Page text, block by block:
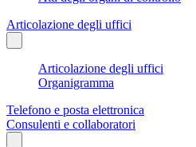
Articolazione degli uffici
Articolazione degli uffici
Organigramma
Telefono e posta elettronica
Consulenti e collaboratori